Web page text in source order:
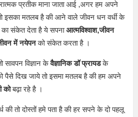
प्रतीक माना जाता आई ,अगर हम अपने
मतलब है की आने वाले जीवन धन वर्धी के
का संकेत देता है ये सपनाआत्मविश्वाश,जीवन
में नयेपनको संकेत करता है ।
सावपन विज्ञान केवैज्ञानिक डॉ फ्रायडके
दिख जाये तो इसमा मतलब है की हम अपने
कोबढ़ा रहे है ।
की तो दोस्तों हमे पता है की हर सपने के दो पहलू